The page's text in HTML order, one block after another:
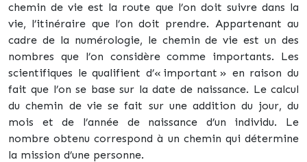
chemin de vie est la route que l’on doit suivre dans la
vie, l’itinéraire que l’on doit prendre. Appartenant au
cadre de la numérologie, le chemin de vie est un des
nombres que l’on considère comme importants. Les
scientifiques le qualifient d’« important » en raison du
fait que l’on se base sur la date de naissance. Le calcul
du chemin de vie se fait sur une addition du jour, du
mois et de l’année de naissance d’un individu. Le
nombre obtenu correspond à un chemin qui détermine
la mission d’une personne.